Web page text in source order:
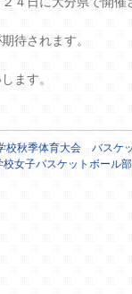
待されます。
ます。
校秋季体育大会 バスケ
女子バスケットボール